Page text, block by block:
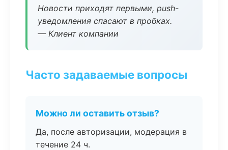
Новости приходят первыми, push-
уведомления спасают в пробках.
— Клиент компании
Часто задаваемые вопросы
Можно ли оставить отзыв?
Да, после авторизации, модерация в
течение 24 ч.